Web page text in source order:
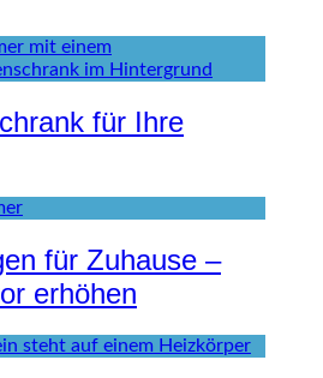
für Ihre
für Zuhause –
erhöhen